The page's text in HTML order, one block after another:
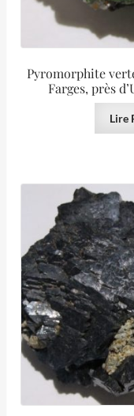
Pyromorphite
Farges, près
Lire